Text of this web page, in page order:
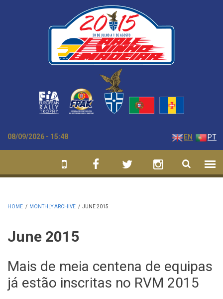
08/09/2026 - 15:48 EN PT
HOME / MONTHLY ARCHIVE / JUNE 2015
June 2015
Mais de meia centena de equipas
já estão inscritas no RVM 2015